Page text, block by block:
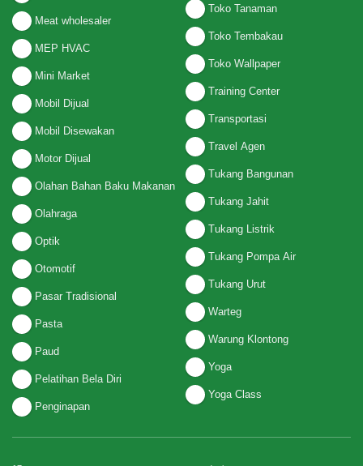
Meat wholesaler
MEP HVAC
Mini Market
Mobil Dijual
Mobil Disewakan
Motor Dijual
Olahan Bahan Baku Makanan
Olahraga
Optik
Otomotif
Pasar Tradisional
Pasta
Paud
Pelatihan Bela Diri
Penginapan
Toko Tanaman
Toko Tembakau
Toko Wallpaper
Training Center
Transportasi
Travel Agen
Tukang Bangunan
Tukang Jahit
Tukang Listrik
Tukang Pompa Air
Tukang Urut
Warteg
Warung Klontong
Yoga
Yoga Class